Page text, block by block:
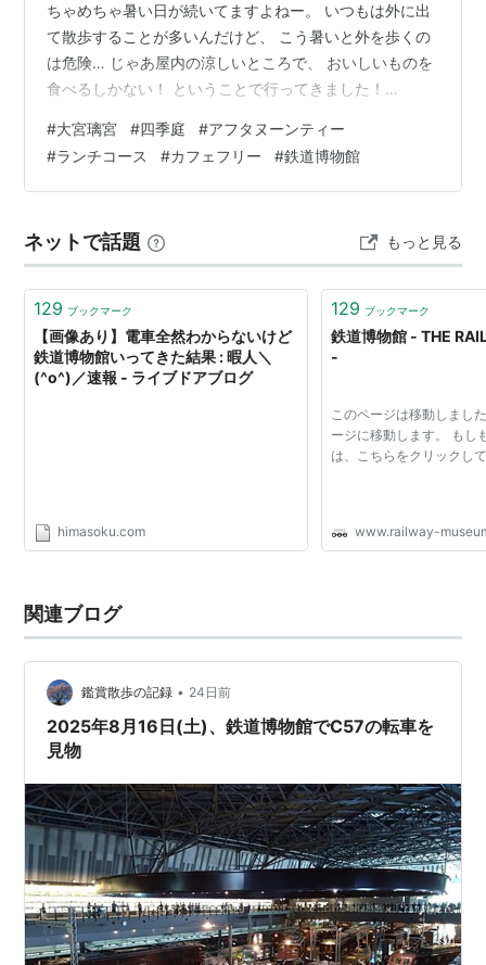
ちゃめちゃ暑い日が続いてますよねー。 いつもは外に出
て散歩することが多いんだけど、 こう暑いと外を歩くの
は危険… じゃあ屋内の涼しいところで、 おいしいものを
食べるしかない！ ということで行ってきました！
って、元気なことを確認してその足でドライブ。 こんな
道を通りまして 線路沿いっていいね いーねー 会場は結
婚式場なので、駐車場係のお兄さんもすごく丁寧に対応
フロントのお姉さんが出迎えてくれました お姉さんに案
内され…
#大宮璃宮 #四季庭 #アフタヌーンティー
#ランチコース #カフェフリー #鉄道博物館
ネットで話題 もっと見る
129 ブックマーク
【画像あり】電車全然わからないけど
鉄道博物館いってきた結果 : 暇人＼
(^o^)／速報 - ライブドアブログ
himasoku.com
129 ブックマーク
鉄道博物館 - THE
-
このページは移動しまし
ージに移動します。 もし
は、こちらをクリックし
www.railway-
関連ブログ
鑑賞散歩の記録 • 24日前
2025年8月16日(土)、鉄道博物館でC57の転車を
見物